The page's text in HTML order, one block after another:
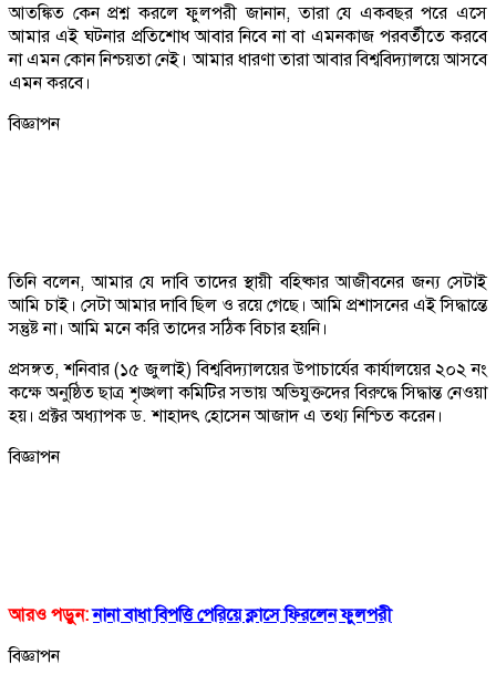
আতঙ্কিত কেন প্রশ্ন করলে ফুলপরী জানান, তারা যে একবছর পরে এসে
আমার এই ঘটনার প্রতিশোধ আবার নিবে না বা এমনকাজ পরবর্তীতে করবে
না এমন কোন নিশ্চয়তা নেই। আমার ধারণা তারা আবার বিশ্ববিদ্যালয়ে আসবে
এমন করবে।
বিজ্ঞাপন
তিনি বলেন, আমার যে দাবি তাদের স্থায়ী বহিষ্কার আজীবনের জন্য সেটাই
আমি চাই। সেটা আমার দাবি ছিল ও রয়ে গেছে। আমি প্রশাসনের এই সিদ্ধান্তে
সন্তুষ্ট না। আমি মনে করি তাদের সঠিক বিচার হয়নি।
প্রসঙ্গত, শনিবার (১৫ জুলাই) বিশ্ববিদ্যালয়ের উপাচার্যের কার্যালয়ের ২০২ নং
কক্ষে অনুষ্ঠিত ছাত্র শৃঙ্খলা কমিটির সভায় অভিযুক্তদের বিরুদ্ধে সিদ্ধান্ত নেওয়া
হয়। প্রক্টর অধ্যাপক ড. শাহাদৎ হোসেন আজাদ এ তথ্য নিশ্চিত করেন।
বিজ্ঞাপন
আরও পড়ুন: নানা বাধা বিপত্তি পেরিয়ে ক্লাসে ফিরলেন ফুলপরী
বিজ্ঞাপন